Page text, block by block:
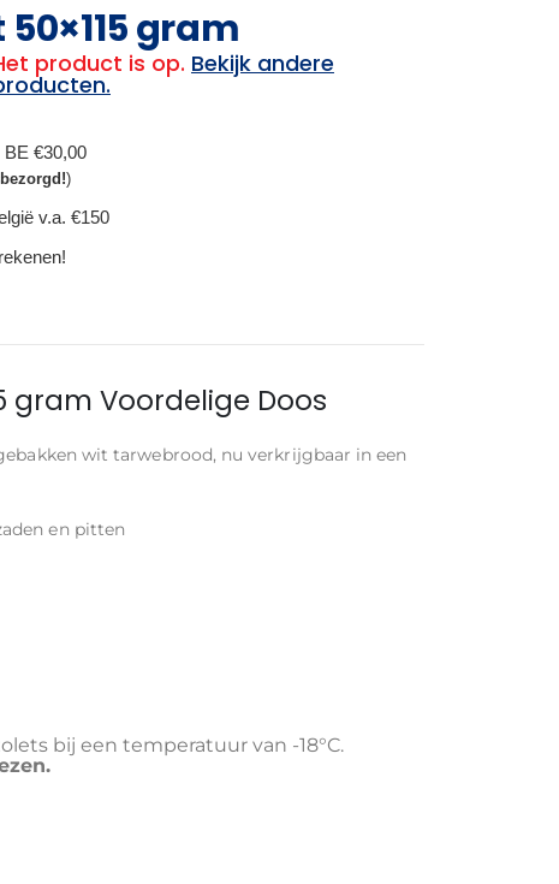
gram
product is op. Bekijk andere
BE €30,00
)
v.a. €150
gram Voordelige Doos
wit tarwebrood, nu verkrijgbaar in een
en pitten
bij een temperatuur van -18°C.